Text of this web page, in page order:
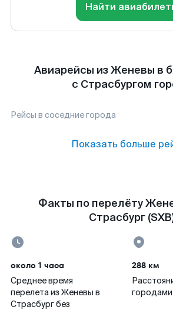
Найти
Авиарейсы из Женевы в
с Страсбургом
Рейсы в соседние города
Показать больше
Факты по перелёту
Страсбург
около 1 часа
Среднее время
перелета из Женевы в
Страсбург без
288 км
городами